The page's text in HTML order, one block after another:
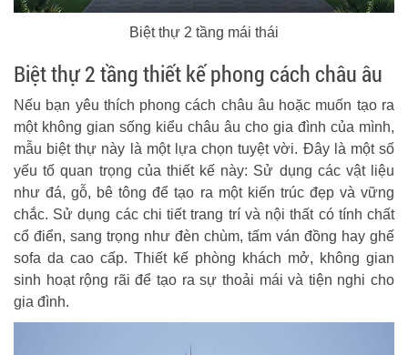
Biệt thự 2 tầng mái thái
Biệt thự 2 tầng thiết kế phong cách châu âu
Nếu bạn yêu thích phong cách châu âu hoặc muốn tạo ra
một không gian sống kiểu châu âu cho gia đình của mình,
mẫu biệt thự này là một lựa chọn tuyệt vời. Đây là một số
yếu tố quan trọng của thiết kế này: Sử dụng các vật liệu
như đá, gỗ, bê tông để tạo ra một kiến trúc đẹp và vững
chắc. Sử dụng các chi tiết trang trí và nội thất có tính chất
cổ điển, sang trọng như đèn chùm, tấm ván đồng hay ghế
sofa da cao cấp. Thiết kế phòng khách mở, không gian
sinh hoạt rộng rãi để tạo ra sự thoải mái và tiện nghi cho
gia đình.